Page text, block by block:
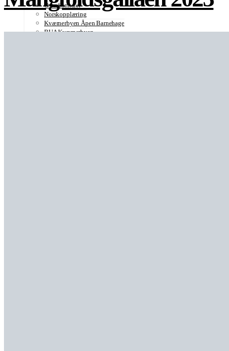
Oslo-Samtaler
Norskopplæring
Kværnerbyen Åpen Barnehage
BUA Kværnerbyen